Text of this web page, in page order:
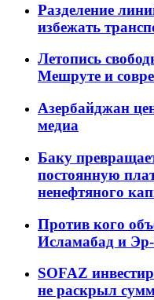
Разделение
избежать
Летопись
Мешруте и
Азербайджан
медиа
Баку
постоянную
ненефтяного
Против кого
Исламабад и
SOFAZ
не раскрыл